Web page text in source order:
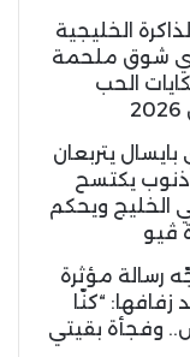
الخليجية
شوق ملحمة
الحب
يتربعان
يكتسح
الخليج ويحكم
ڤيو
رسالة مؤثرة
“كنّا
وفجأة بقيتي